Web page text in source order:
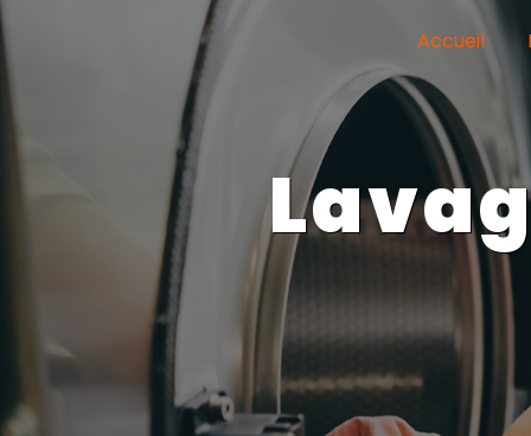
Accueil
Panneau de gestion des cookies